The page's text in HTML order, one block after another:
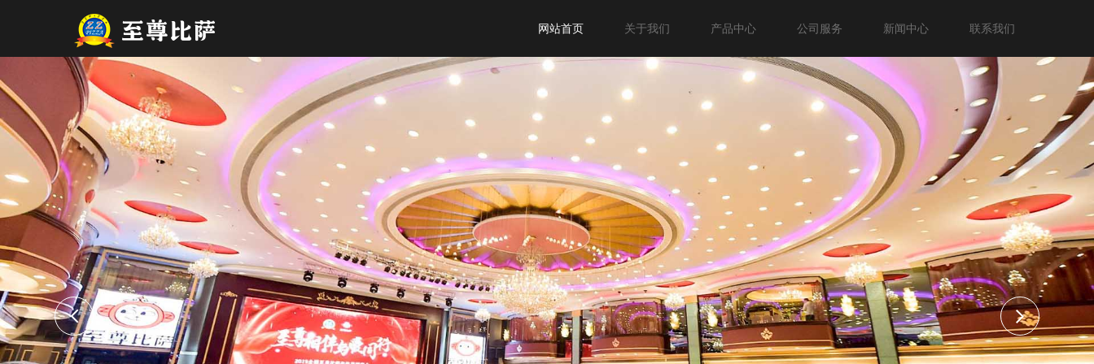
网站首页 关于我们 产品中心 公司服务 新闻中心 联系我们